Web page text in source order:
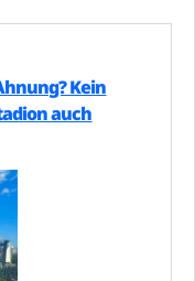
Kein
auch